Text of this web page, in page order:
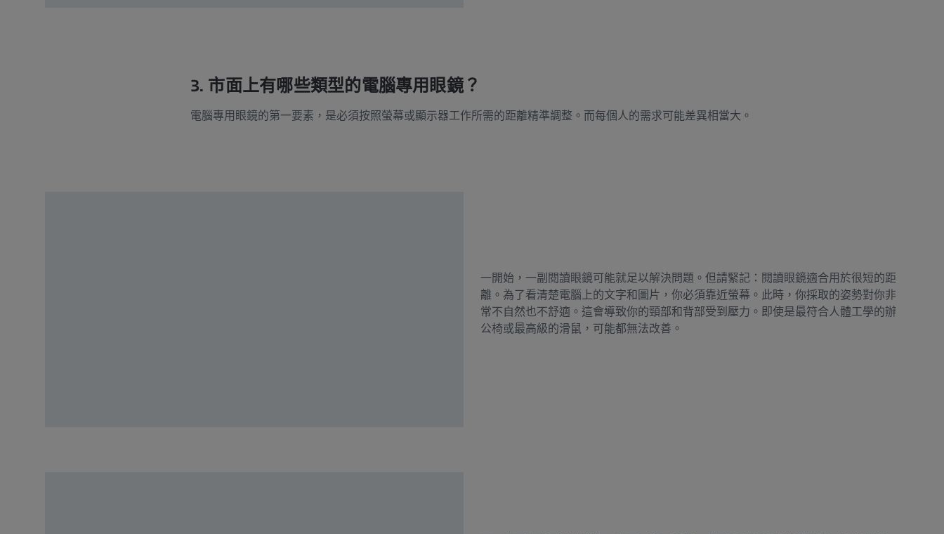
3. 市面上有哪些類型的電腦專用眼鏡？
電腦專用眼鏡的第一要素，是必須按照螢幕或顯示器工作所需的距離精準調整。而每個人的需求可能差異相當大。
一開始，一副閱讀眼鏡可能就足以解決問題。但請緊記：閱讀眼鏡適合用於很短的距
離。為了看清楚電腦上的文字和圖片，你必須靠近螢幕。此時，你採取的姿勢對你非
常不自然也不舒適。這會導致你的頸部和背部受到壓力。即使是最符合人體工學的辦
公椅或最高級的滑鼠，可能都無法改善。